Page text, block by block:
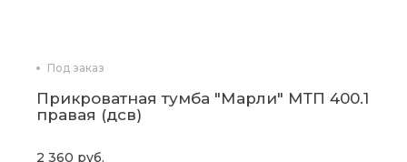
Под заказ
Прикроватная тумба "Марли" МТП 400.1
правая (дсв)
2 360 руб.